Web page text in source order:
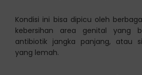
Kondisi ini bisa dipicu oleh
kebersihan area genital yang
antibiotik jangka panjang, atau
yang lemah.